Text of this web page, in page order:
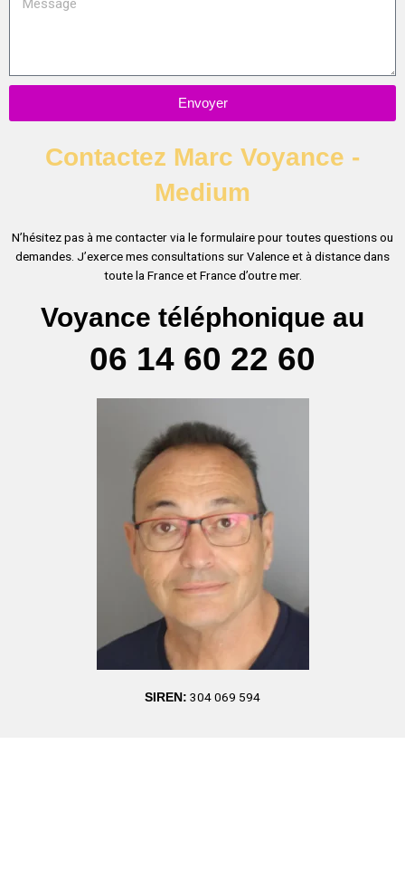
Envoyer
Contactez Marc Voyance -
Medium
N’hésitez pas à me contacter via le formulaire pour toutes questions ou
demandes. J’exerce mes consultations sur Valence et à distance dans
toute la France et France d’outre mer.
Voyance téléphonique au
06 14 60 22 60
SIREN: 304 069 594